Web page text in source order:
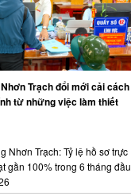
Trạch đổi mới cải cách
từ những việc làm thiết
Nhơn Trạch: Tỷ lệ hồ sơ trực
gần 100% trong 6 tháng đầu